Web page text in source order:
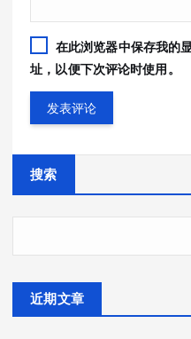
在此浏览器中保存我的
址，以便下次评论时使用。
搜索
近期文章